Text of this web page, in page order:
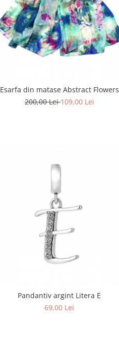
Esarfa din matase Abstract Flowers
200,00 Lei109,00 Lei
Pandantiv argint Litera E
69,00 Lei